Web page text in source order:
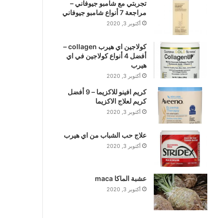
تجربتي مع شامبو جيوفاني –
مراجعة 7 أنواع شامبو جيوفاني
أكتوبر 3, 2020
كولاجين اي هيرب collagen –
أفضل 4 أنواع كولاجين في اي
هيرب
أكتوبر 3, 2020
كريم افينو للاكزيما – 9 أفضل
كريم لعلاج الاكزيما
أكتوبر 3, 2020
علاج حب الشباب من اي هيرب
أكتوبر 3, 2020
عشبة الماكا maca
أكتوبر 3, 2020